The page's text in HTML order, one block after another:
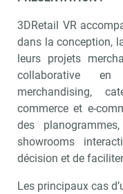
3DRetail VR
dans la conception,
leurs projets
collaborative en
merchandising,
commerce et e-
des
showrooms
décision et de
Les principaux cas